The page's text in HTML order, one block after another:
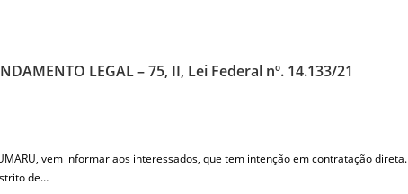
LEGAL – 75, II, Lei Federal nº. 14.133/21
vem informar aos interessados, que tem intenção em contratação direta.
de…